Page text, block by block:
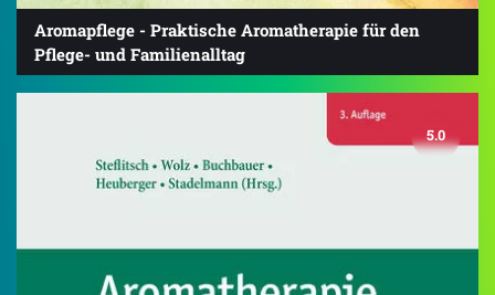
Aromapflege - Praktische Aromatherapie für den
Pflege- und Familienalltag
5.0